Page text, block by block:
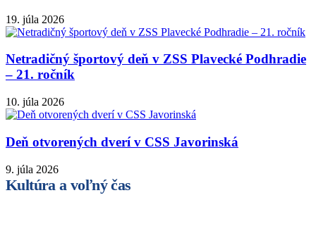
19. júla 2026
Netradičný športový deň v ZSS Plavecké Podhradie
– 21. ročník
10. júla 2026
Deň otvorených dverí v CSS Javorinská
9. júla 2026
Kultúra a voľný čas